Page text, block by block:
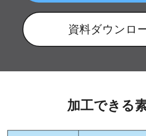
資料ダウンロ
加工できる